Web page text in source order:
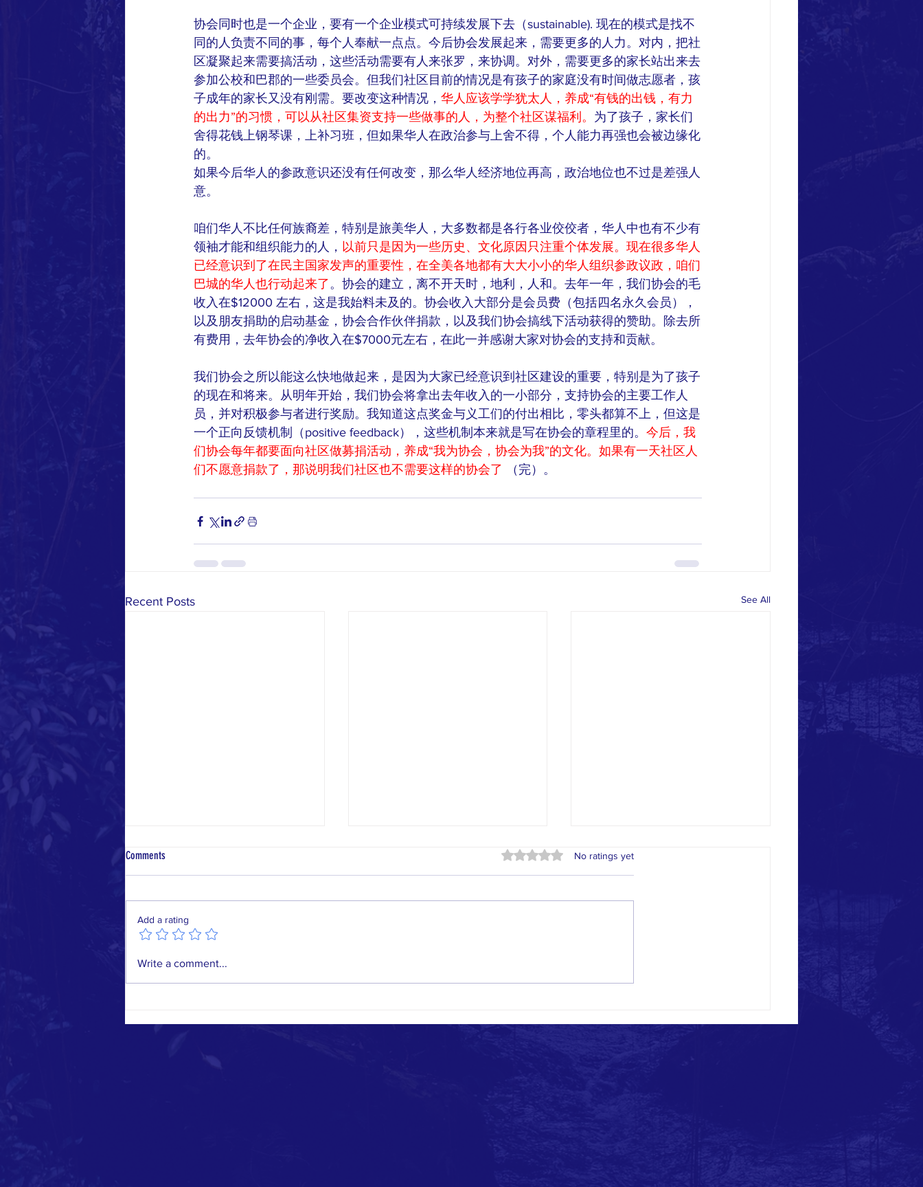
协会同时也是一个企业，要有一个企业模式可持续发展下去（sustainable). 现在的模式是找不
同的人负责不同的事，每个人奉献一点点。今后协会发展起来，需要更多的人力。对内，把社
区凝聚起来需要搞活动，这些活动需要有人来张罗，来协调。对外，需要更多的家长站出来去
参加公校和巴郡的一些委员会。但我们社区目前的情况是有孩子的家庭没有时间做志愿者，孩
子成年的家长又没有刚需。要改变这种情况， 华人应该学学犹太人，养成“有钱的出钱，有力
的出力”的习惯，可以从社区集资支持一些做事的人，为整个社区谋福利。 为了孩子，家长们
舍得花钱上钢琴课，上补习班，但如果华人在政治参与上舍不得，个人能力再强也会被边缘化
的。
如果今后华人的参政意识还没有任何改变，那么华人经济地位再高，政治地位也不过是差强人
意。
咱们华人不比任何族裔差，特别是旅美华人，大多数都是各行各业佼佼者，华人中也有不少有
领袖才能和组织能力的人， 以前只是因为一些历史、文化原因只注重个体发展。现在很多华人
已经意识到了在民主国家发声的重要性，在全美各地都有大大小小的华人组织参政议政，咱们
巴城的华人也行动起来了。协会的建立，离不开天时，地利，人和。去年一年，我们协会的毛
收入在$12000 左右，这是我始料未及的。协会收入大部分是会员费（包括四名永久会员），
以及朋友捐助的启动基金，协会合作伙伴捐款，以及我们协会搞线下活动获得的赞助。除去所
有费用，去年协会的净收入在$7000元左右，在此一并感谢大家对协会的支持和贡献。
我们协会之所以能这么快地做起来，是因为大家已经意识到社区建设的重要，特别是为了孩子
的现在和将来。从明年开始，我们协会将拿出去年收入的一小部分，支持协会的主要工作人
员，并对积极参与者进行奖励。我知道这点奖金与义工们的付出相比，零头都算不上，但这是
一个正向反馈机制（positive feedback），这些机制本来就是写在协会的章程里的。 今后，我
们协会每年都要面向社区做募捐活动，养成“我为协会，协会为我”的文化。如果有一天社区人
们不愿意捐款了，那说明我们社区也不需要这样的协会了 （完）。
Recent Posts See All
Comments Rated 0 out of 5 stars.
No ratings yet
Add a rating
Write a comment...